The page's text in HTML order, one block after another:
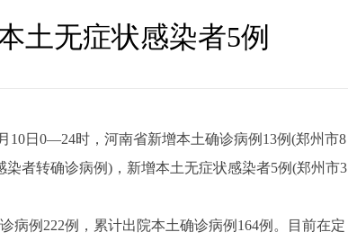
土无症状感染者5例
10日0—24时，河南省新增本土确诊病例13例(郑州市8
者转确诊病例)，新增本土无症状感染者5例(郑州市3
例222例，累计出院本土确诊病例164例。目前在定